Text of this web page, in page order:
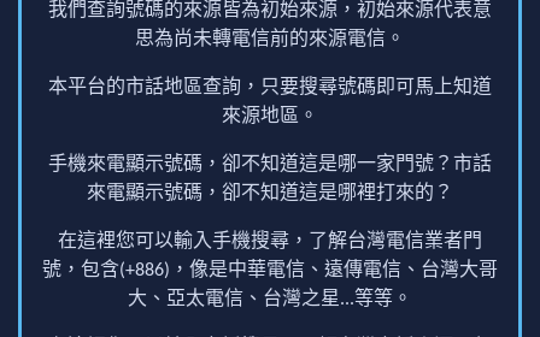
我們查詢號碼的來源皆為初始來源，初始來源代表意
思為尚未轉電信前的來源電信。
本平台的市話地區查詢，只要搜尋號碼即可馬上知道
來源地區。
手機來電顯示號碼，卻不知道這是哪一家門號？市話
來電顯示號碼，卻不知道這是哪裡打來的？
在這裡您可以輸入手機搜尋，了解台灣電信業者門
號，包含(+886)，像是中華電信、遠傳電信、台灣大哥
大、亞太電信、台灣之星...等等。